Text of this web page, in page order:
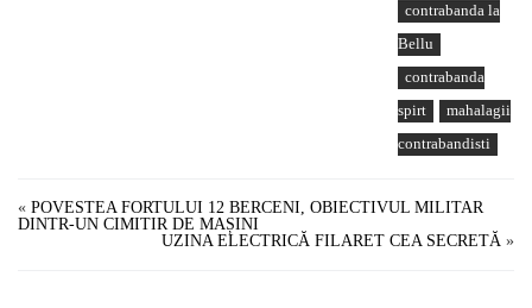
contrabanda la
Bellu
contrabanda
spirt
mahalagii
contrabandisti
« POVESTEA FORTULUI 12 BERCENI, OBIECTIVUL MILITAR
DINTR-UN CIMITIR DE MAȘINI
UZINA ELECTRICĂ FILARET CEA SECRETĂ »